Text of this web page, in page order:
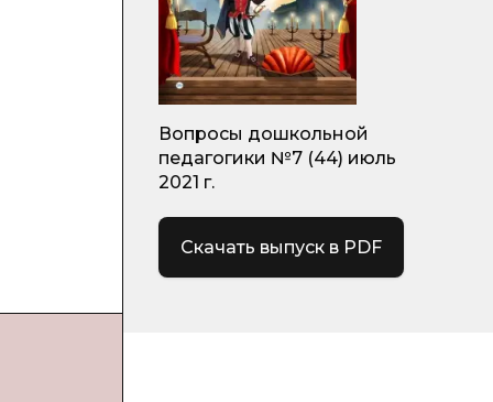
Вопросы дошкольной
педагогики №7 (44) июль
2021 г.
Скачать выпуск в PDF